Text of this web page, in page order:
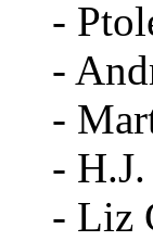
-
-
-
-
- Liz